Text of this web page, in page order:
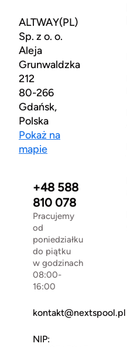
ALTWAY(PL)
Sp. z o. o.
Aleja
Grunwaldzka
212
80-266
Gdańsk,
Polska
Pokaż na
mapie
+48 588
810 078
Pracujemy
od
poniedziałku
do piątku
w godzinach
08:00-
16:00
kontakt@nextspool.pl
NIP: